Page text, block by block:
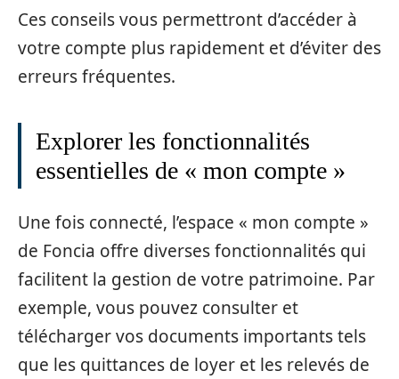
Ces conseils vous permettront d’accéder à
votre compte plus rapidement et d’éviter des
erreurs fréquentes.
Explorer les fonctionnalités
essentielles de « mon compte »
Une fois connecté, l’espace « mon compte »
de Foncia offre diverses fonctionnalités qui
facilitent la gestion de votre patrimoine. Par
exemple, vous pouvez consulter et
télécharger vos documents importants tels
que les quittances de loyer et les relevés de